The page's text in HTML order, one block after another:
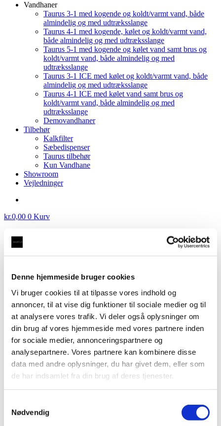
Denne hjemmeside bruger cookies
Vi bruger cookies til at tilpasse vores indhold og
annoncer, til at vise dig funktioner til sociale medier og til
at analysere vores trafik. Vi deler også oplysninger om
din brug af vores hjemmeside med vores partnere inden
for sociale medier, annonceringspartnere og
analysepartnere. Vores partnere kan kombinere disse
data med andre oplysninger, du har givet dem, eller som
de har indsamlet fra din brug af deres tjenester.
Nødvendig
Vandhaner
Taurus 3-1 med kogende og koldt/varmt vand, både
almindelig og med udtræksslange
Taurus 4-1 med kogende, kølet og koldt/varmt vand,
både almindelig og med udtræksslange
Taurus 5-1 med kogende og kølet vand samt brus og
koldt/varmt vand, både almindelig og med
udtræksslange
Taurus 3-1 ICE med kølet og koldt/varmt vand, både
almindelig og med udtræksslange
Taurus 4-1 ICE med kølet vand samt brus og
koldt/varmt vand, både almindelig og med
udtræksslange
Demovandhaner
Tilbehør
Kalkfilter
Sæbedispenser
Taurus tilbehør
Kun Vandhane
Showroom
Vejledninger
kr.0,00 0 Kurv
Vandhane i krom med firkantet tud (opgraderbar)
kr.2.495,00
Vandhane i messing med rund tud
(opgraderbar)
kr.2.495,00
Luksus vandhane i messing som kan bruges til kogende
og kølet vand samt danskvand (Taurus 3-1, 4-1 og 5-1
udstyr).
messing
Varenummer (SKU): Kun Vandhane